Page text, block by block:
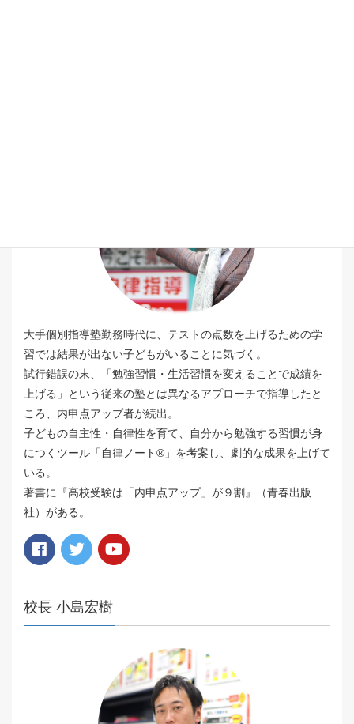
大手個別指導塾勤務時代に、テストの点数を上げるための学
習では結果が出ない子どもがいることに気づく。
試行錯誤の末、「勉強習慣・生活習慣を変えることで成績を
上げる」という従来の塾とは異なるアプローチで指導したと
ころ、内申点アップ者が続出。
子どもの自主性・自律性を育て、自分から勉強する習慣が身
につくツール「自律ノート®️」を考案し、劇的な成果を上げて
いる。
著書に『高校受験は「内申点アップ」が９割』（青春出版
社）がある。
校長 小島宏樹